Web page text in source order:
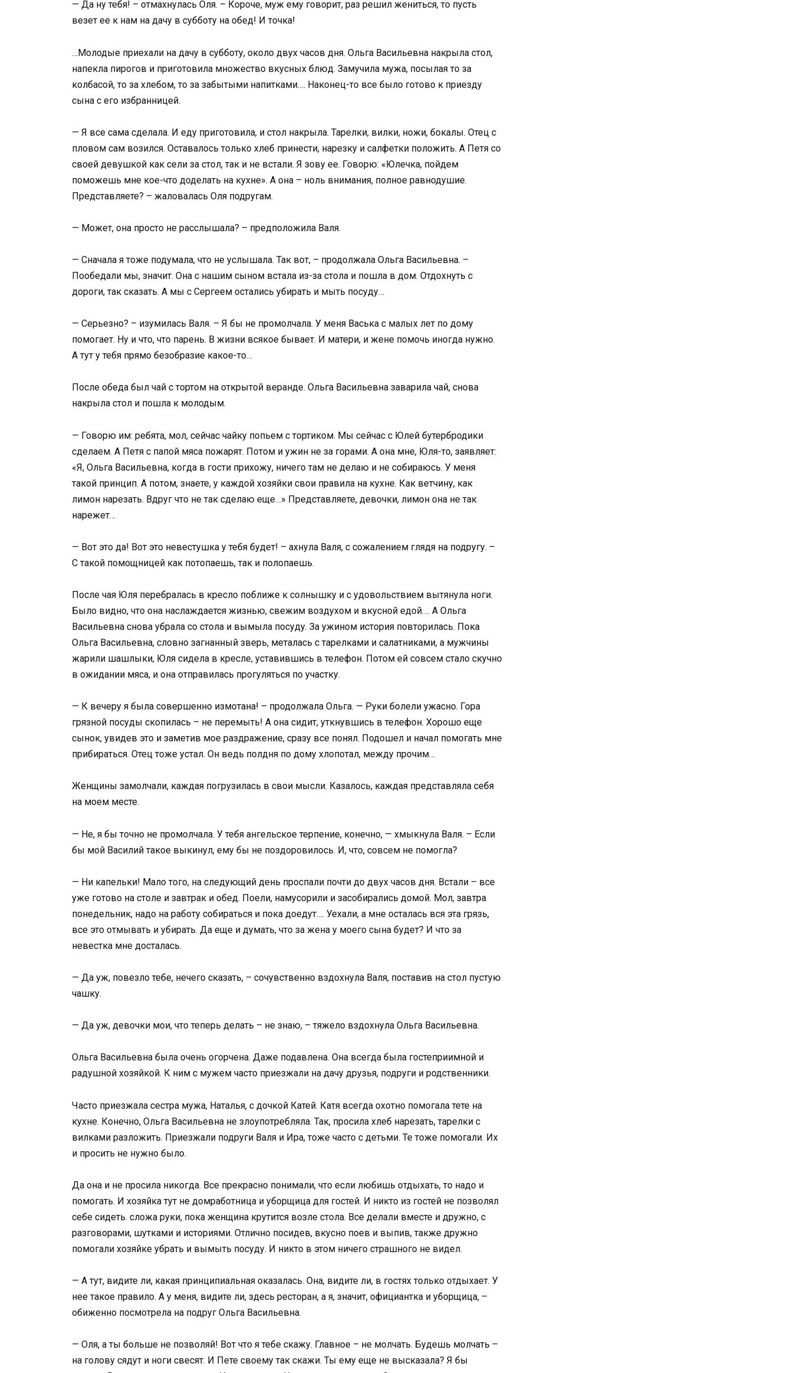
— Да ну тебя! – отмахнулась Оля. – Короче, муж ему говорит, раз решил жениться, то пусть
везет ее к нам на дачу в субботу на обед! И точка!
…Молодые приехали на дачу в субботу, около двух часов дня. Ольга Васильевна накрыла стол,
напекла пирогов и приготовила множество вкусных блюд. Замучила мужа, посылая то за
колбасой, то за хлебом, то за забытыми напитками…. Наконец-то все было готово к приезду
сына с его избранницей.
— Я все сама сделала. И еду приготовила, и стол накрыла. Тарелки, вилки, ножи, бокалы. Отец с
пловом сам возился. Оставалось только хлеб принести, нарезку и салфетки положить. А Петя со
своей девушкой как сели за стол, так и не встали. Я зову ее. Говорю: «Юлечка, пойдем
поможешь мне кое-что доделать на кухне». А она – ноль внимания, полное равнодушие.
Представляете? – жаловалась Оля подругам.
— Может, она просто не расслышала? – предположила Валя.
— Сначала я тоже подумала, что не услышала. Так вот, – продолжала Ольга Васильевна. –
Пообедали мы, значит. Она с нашим сыном встала из-за стола и пошла в дом. Отдохнуть с
дороги, так сказать. А мы с Сергеем остались убирать и мыть посуду…
— Серьезно? – изумилась Валя. – Я бы не промолчала. У меня Васька с малых лет по дому
помогает. Ну и что, что парень. В жизни всякое бывает. И матери, и жене помочь иногда нужно.
А тут у тебя прямо безобразие какое-то…
После обеда был чай с тортом на открытой веранде. Ольга Васильевна заварила чай, снова
накрыла стол и пошла к молодым.
— Говорю им: ребята, мол, сейчас чайку попьем с тортиком. Мы сейчас с Юлей бутербродики
сделаем. А Петя с папой мяса пожарят. Потом и ужин не за горами. А она мне, Юля-то, заявляет:
«Я, Ольга Васильевна, когда в гости прихожу, ничего там не делаю и не собираюсь. У меня
такой принцип. А потом, знаете, у каждой хозяйки свои правила на кухне. Как ветчину, как
лимон нарезать. Вдруг что не так сделаю еще…» Представляете, девочки, лимон она не так
нарежет…
— Вот это да! Вот это невестушка у тебя будет! – ахнула Валя, с сожалением глядя на подругу. –
С такой помощницей как потопаешь, так и полопаешь.
После чая Юля перебралась в кресло поближе к солнышку и с удовольствием вытянула ноги.
Было видно, что она наслаждается жизнью, свежим воздухом и вкусной едой…. А Ольга
Васильевна снова убрала со стола и вымыла посуду. За ужином история повторилась. Пока
Ольга Васильевна, словно загнанный зверь, металась с тарелками и салатниками, а мужчины
жарили шашлыки, Юля сидела в кресле, уставившись в телефон. Потом ей совсем стало скучно
в ожидании мяса, и она отправилась прогуляться по участку.
— К вечеру я была совершенно измотана! – продолжала Ольга. — Руки болели ужасно. Гора
грязной посуды скопилась – не перемыть! А она сидит, уткнувшись в телефон. Хорошо еще
сынок, увидев это и заметив мое раздражение, сразу все понял. Подошел и начал помогать мне
прибираться. Отец тоже устал. Он ведь полдня по дому хлопотал, между прочим…
Женщины замолчали, каждая погрузилась в свои мысли. Казалось, каждая представляла себя
на моем месте.
— Не, я бы точно не промолчала. У тебя ангельское терпение, конечно, — хмыкнула Валя. – Если
бы мой Василий такое выкинул, ему бы не поздоровилось. И, что, совсем не помогла?
— Ни капельки! Мало того, на следующий день проспали почти до двух часов дня. Встали – все
уже готово на столе и завтрак и обед. Поели, намусорили и засобирались домой. Мол, завтра
понедельник, надо на работу собираться и пока доедут…. Уехали, а мне осталась вся эта грязь,
все это отмывать и убирать. Да еще и думать, что за жена у моего сына будет? И что за
невестка мне досталась.
— Да уж, повезло тебе, нечего сказать, – сочувственно вздохнула Валя, поставив на стол пустую
чашку.
— Да уж, девочки мои, что теперь делать – не знаю, – тяжело вздохнула Ольга Васильевна.
Ольга Васильевна была очень огорчена. Даже подавлена. Она всегда была гостеприимной и
радушной хозяйкой. К ним с мужем часто приезжали на дачу друзья, подруги и родственники.
Часто приезжала сестра мужа, Наталья, с дочкой Катей. Катя всегда охотно помогала тете на
кухне. Конечно, Ольга Васильевна не злоупотребляла. Так, просила хлеб нарезать, тарелки с
вилками разложить. Приезжали подруги Валя и Ира, тоже часто с детьми. Те тоже помогали. Их
и просить не нужно было.
Да она и не просила никогда. Все прекрасно понимали, что если любишь отдыхать, то надо и
помогать. И хозяйка тут не домработница и уборщица для гостей. И никто из гостей не позволял
себе сидеть. сложа руки, пока женщина крутится возле стола. Все делали вместе и дружно, с
разговорами, шутками и историями. Отлично посидев, вкусно поев и выпив, также дружно
помогали хозяйке убрать и вымыть посуду. И никто в этом ничего страшного не видел.
— А тут, видите ли, какая принципиальная оказалась. Она, видите ли, в гостях только отдыхает. У
нее такое правило. А у меня, видите ли, здесь ресторан, а я, значит, официантка и уборщица, –
обиженно посмотрела на подруг Ольга Васильевна.
— Оля, а ты больше не позволяй! Вот что я тебе скажу. Главное – не молчать. Будешь молчать –
на голову сядут и ноги свесят. И Пете своему так скажи. Ты ему еще не высказала? Я бы